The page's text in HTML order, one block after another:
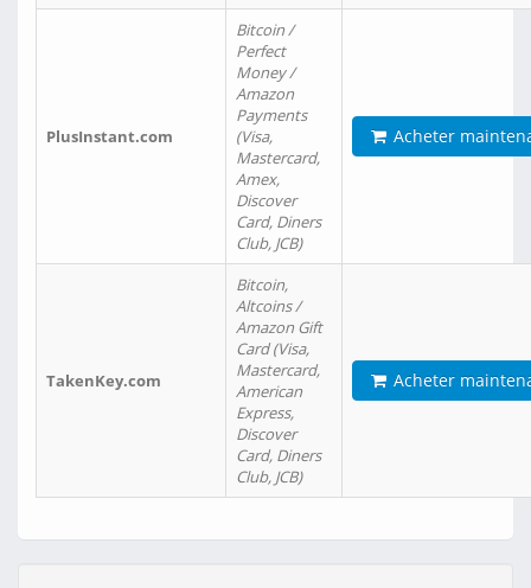
PlusInstant.com
Bitcoin /
Perfect
Money /
Amazon
Payments
(Visa,
Mastercard,
Amex,
Discover
Card, Diners
Club, JCB)
Acheter
TakenKey.com
Bitcoin,
Altcoins /
Amazon Gift
Card (Visa,
Mastercard,
American
Express,
Discover
Card, Diners
Club, JCB)
Acheter